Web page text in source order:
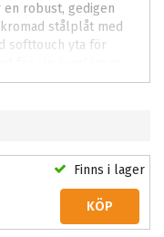
en robust, gedigen
stålplåt med
softtouch yta för
för sin överlägsna.
och stabil prestanda
Finns i lager
KÖP